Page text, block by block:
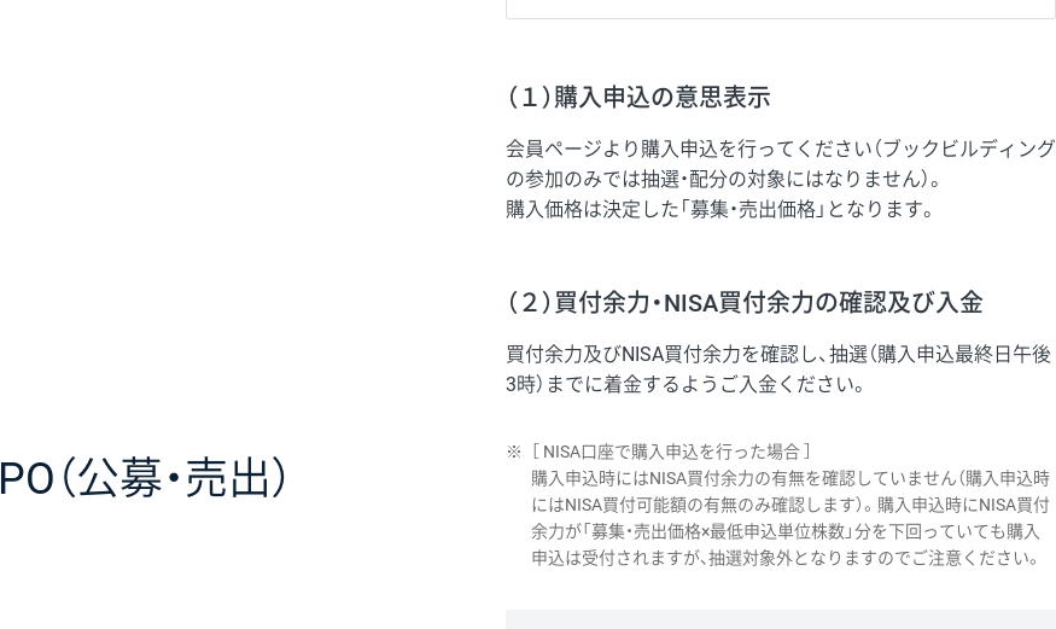
PO（公募・売出）
（１）購入申込の意思表示
会員ページより購入申込を行ってください（ブックビルディング
の参加のみでは抽選・配分の対象にはなりません）。
購入価格は決定した「募集・売出価格」となります。
（２）買付余力・NISA買付余力の確認及び入金
買付余力及びNISA買付余力を確認し、抽選（購入申込最終日午後
3時）までに着金するようご入金ください。
※
［ NISA口座で購入申込を行った場合 ］
購入申込時にはNISA買付余力の有無を確認していません（購入申込時
にはNISA買付可能額の有無のみ確認します）。購入申込時にNISA買付
余力が「募集・売出価格×最低申込単位株数」分を下回っていても購入
申込は受付されますが、抽選対象外となりますのでご注意ください。